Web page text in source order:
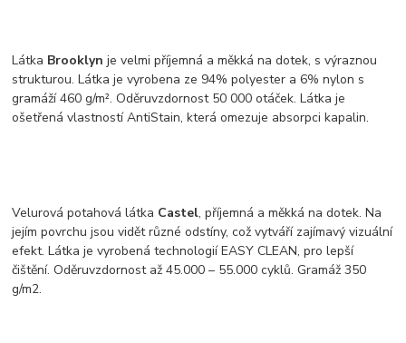
Látka Brooklyn je velmi příjemná a měkká na dotek, s výraznou
strukturou. Látka je vyrobena ze 94% polyester a 6% nylon s
gramáží 460 g/m². Oděruvzdornost 50 000 otáček. Látka je
ošetřená vlastností AntiStain, která omezuje absorpci kapalin.
Velurová potahová látka Castel, příjemná a měkká na dotek. Na
jejím povrchu jsou vidět různé odstíny, což vytváří zajímavý vizuální
efekt. Látka je vyrobená technologií EASY CLEAN, pro lepší
čištění. Oděruvzdornost až 45.000 – 55.000 cyklů. Gramáž 350
g/m2.